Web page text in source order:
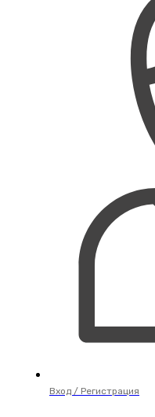
Вход / Регистрация